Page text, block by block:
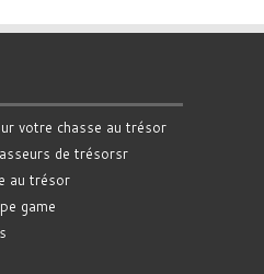
votre chasse au trésor
de trésorsr
au trésor
game